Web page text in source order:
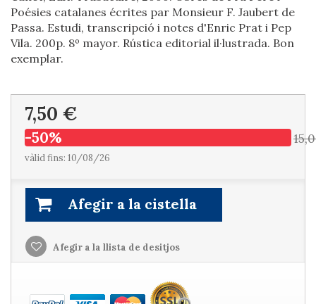
Poésies catalanes écrites par Monsieur F. Jaubert de
Passa. Estudi, transcripció i notes d'Enric Prat i Pep
Vila. 200p. 8º mayor. Rústica editorial il·lustrada. Bon
exemplar.
7,50 €
-50%
vàlid fins: 10/08/26
Afegir a la cistella
Afegir a la llista de desitjos